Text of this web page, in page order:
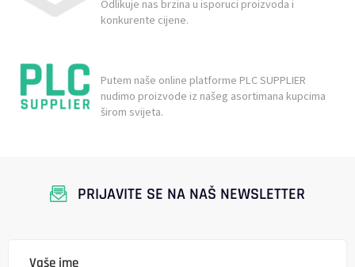
Odlikuje nas brzina u isporuci proizvoda i
konkurente cijene.
Putem naše online platforme PLC SUPPLIER
nudimo proizvode iz našeg asortimana kupcima
širom svijeta.
PRIJAVITE SE NA NAŠ NEWSLETTER